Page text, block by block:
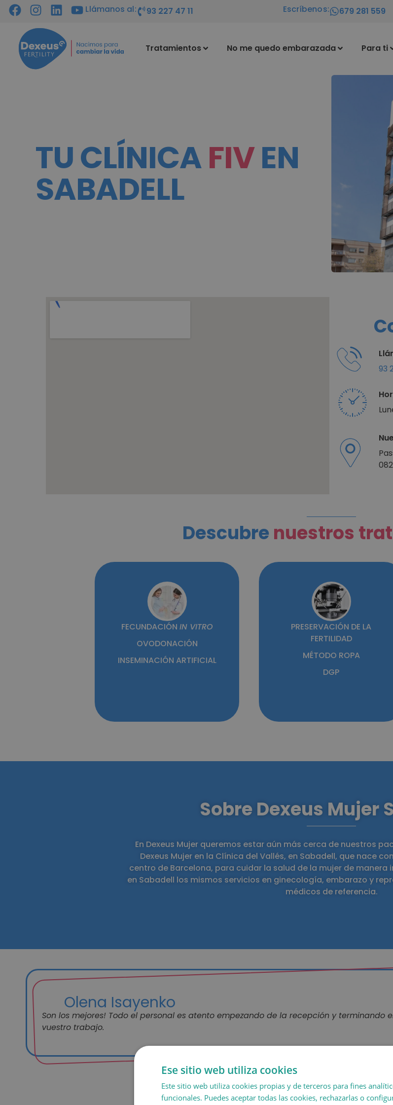
Llámanos al: 93 227 47 11 Escríbenos: 679 281 559
Tratamientos No me quedo embarazada Para ti
TU CLÍNICAFIVEN
SABADELL
93
Descubrenuestros
FECUNDACIÓN IN VITRO
OVODONACIÓN
INSEMINACIÓN ARTIFICIAL
PRESERVACIÓN DE LA
FERTILIDAD
MÉTODO ROPA
DGP
Sobre Dexeus Mujer
En Dexeus Mujer queremos estar aún más cerca de nuestros
Dexeus Mujer en la Clínica del Vallés, en Sabadell, que nace
centro de Barcelona, para cuidar la salud de la mujer de manera
en Sabadell los mismos servicios en ginecología, embarazo y
médicos de referencia.
Olena Isayenko
Son los mejores! Todo el personal es atento empezando de la recepción y terminando
vuestro trabajo.
¿Por qué
Ese sitio web utiliza cookies
Este sitio web utiliza cookies propias y de terceros para fines
funcionales. Puedes aceptar todas las cookies, rechazarlas o